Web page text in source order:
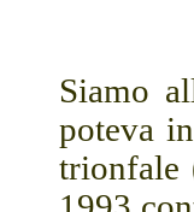
Siamo
poteva
trionfale